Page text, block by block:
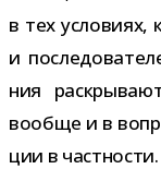
в тех усло­виях,
и
ния
вообще и в
ции в частности.